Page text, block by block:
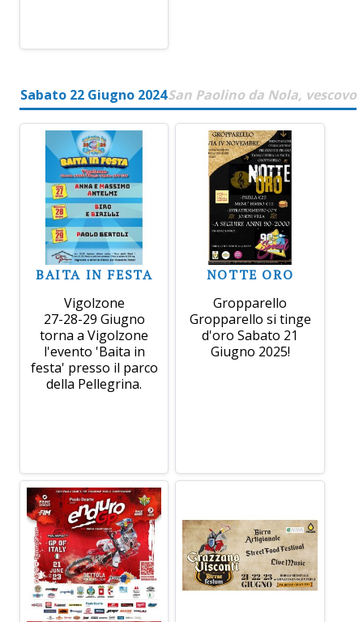
Sabato 22 Giugno 2024San Paolino da Nola, vescovo
BAITA IN FESTA
Vigolzone
27-28-29 Giugno
torna a Vigolzone
l'evento 'Baita in
festa' presso il parco
della Pellegrina.
NOTTE ORO
Gropparello
Gropparello si tinge
d'oro Sabato 21
Giugno 2025!